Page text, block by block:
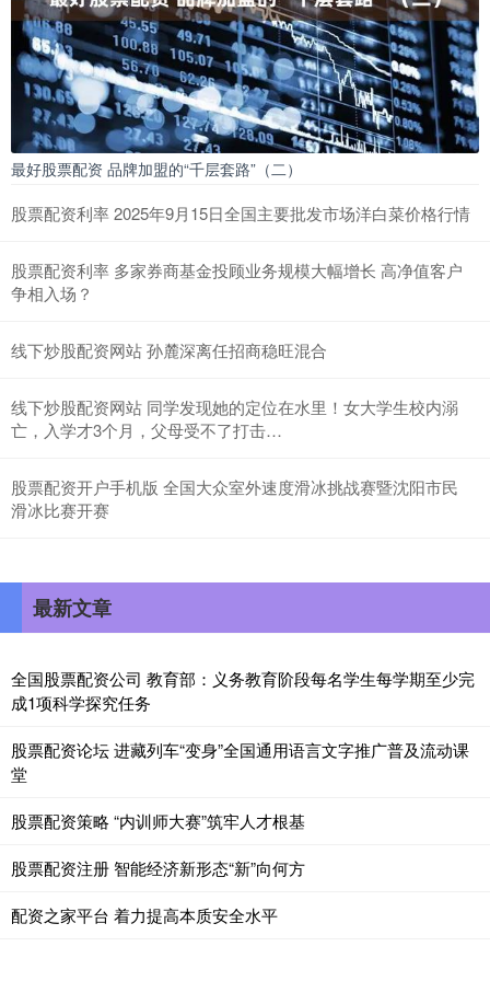
最好股票配资 品牌加盟的“千层套路”（二）
股票配资利率 2025年9月15日全国主要批发市场洋白菜价格行情
股票配资利率 多家券商基金投顾业务规模大幅增长 高净值客户
争相入场？
线下炒股配资网站 孙麓深离任招商稳旺混合
线下炒股配资网站 同学发现她的定位在水里！女大学生校内溺
亡，入学才3个月，父母受不了打击…
股票配资开户手机版 全国大众室外速度滑冰挑战赛暨沈阳市民
滑冰比赛开赛
最新文章
全国股票配资公司 教育部：义务教育阶段每名学生每学期至少完
成1项科学探究任务
股票配资论坛 进藏列车“变身”全国通用语言文字推广普及流动课
堂
股票配资策略 “内训师大赛”筑牢人才根基
股票配资注册 智能经济新形态“新”向何方
配资之家平台 着力提高本质安全水平